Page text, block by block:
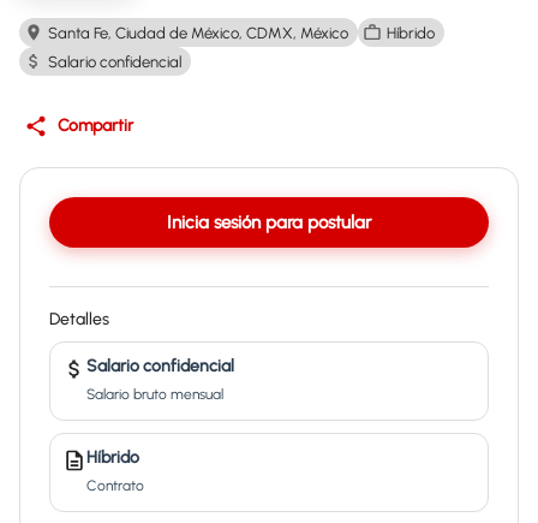
Santa Fe, Ciudad de México, CDMX, México
Híbrido
Salario confidencial
Compartir
Inicia sesión para postular
Detalles
Salario confidencial
Salario bruto mensual
Híbrido
Contrato